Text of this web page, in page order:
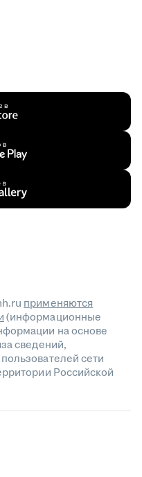
применяются
(информационные
на основе
сведений,
сети
Российской